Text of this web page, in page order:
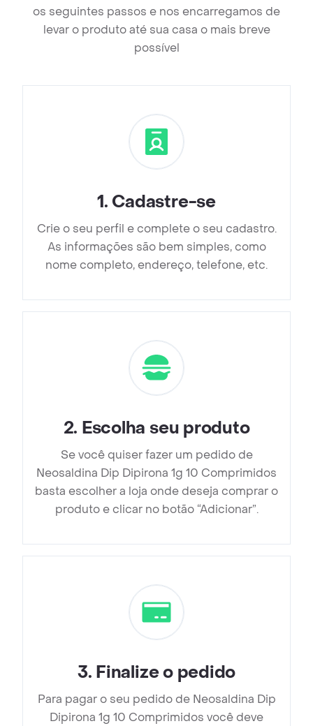
os seguintes passos e nos encarregamos de
levar o produto até sua casa o mais breve
possível
1. Cadastre-se
Crie o seu perfil e complete o seu cadastro.
As informações são bem simples, como
nome completo, endereço, telefone, etc.
2. Escolha seu produto
Se você quiser fazer um pedido de
Neosaldina Dip Dipirona 1g 10 Comprimidos
basta escolher a loja onde deseja comprar o
produto e clicar no botão “Adicionar”.
3. Finalize o pedido
Para pagar o seu pedido de Neosaldina Dip
Dipirona 1g 10 Comprimidos você deve